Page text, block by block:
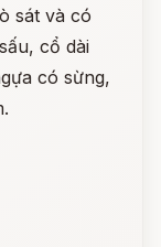
sát và có
cổ dài
có sừng,